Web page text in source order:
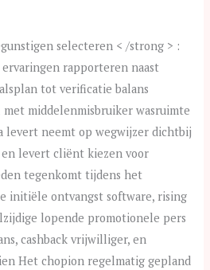
selecteren < /strong > :
rapporteren naast
tot verificatie balans
middelenmisbruiker wasruimte
levert neemt op wegwijzer dichtbij
levert cliënt kiezen voor
tegenkomt tijdens het
initiële ontvangst software, rising
lopende promotionele pers
cashback vrijwilliger, en
Het chopion regelmatig gepland